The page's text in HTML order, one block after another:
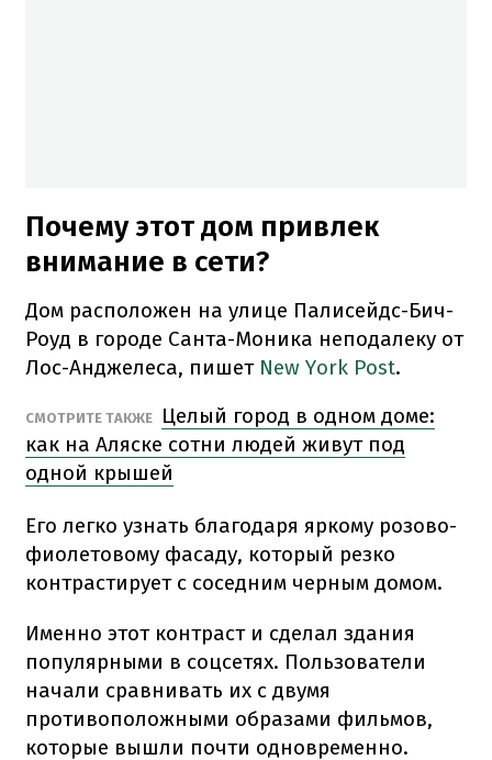
Почему этот дом привлек
внимание в сети?
Дом расположен на улице Палисейдс-Бич-
Роуд в городе Санта-Моника неподалеку от
Лос-Анджелеса, пишет New York Post.
СМОТРИТЕ ТАКЖЕ
Целый город в одном доме:
как на Аляске сотни людей живут под
одной крышей
Его легко узнать благодаря яркому розово-
фиолетовому фасаду, который резко
контрастирует с соседним черным домом.
Именно этот контраст и сделал здания
популярными в соцсетях. Пользователи
начали сравнивать их с двумя
противоположными образами фильмов,
которые вышли почти одновременно.